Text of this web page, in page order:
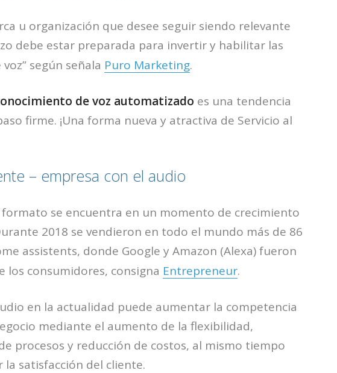
u organización que desee seguir siendo relevante
debe estar preparada para invertir y habilitar las
según señala Puro Marketing.
de voz automatizado es una tendencia
firme. ¡Una forma nueva y atractiva de Servicio al
– empresa con el audio
formato se encuentra en un momento de crecimiento
2018 se vendieron en todo el mundo más de 86
assistents, donde Google y Amazon (Alexa) fueron
los consumidores, consigna Entrepreneur.
en la actualidad puede aumentar la competencia
mediante el aumento de la flexibilidad,
procesos y reducción de costos, al mismo tiempo
la satisfacción del cliente.